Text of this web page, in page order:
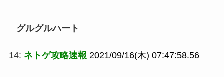
グルグルハート
14: ネトゲ攻略速報 2021/09/16(木) 07:47:58.56